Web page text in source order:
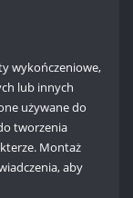
wykończeniowe,
lub innych
używane do
tworzenia
Montaż
aby